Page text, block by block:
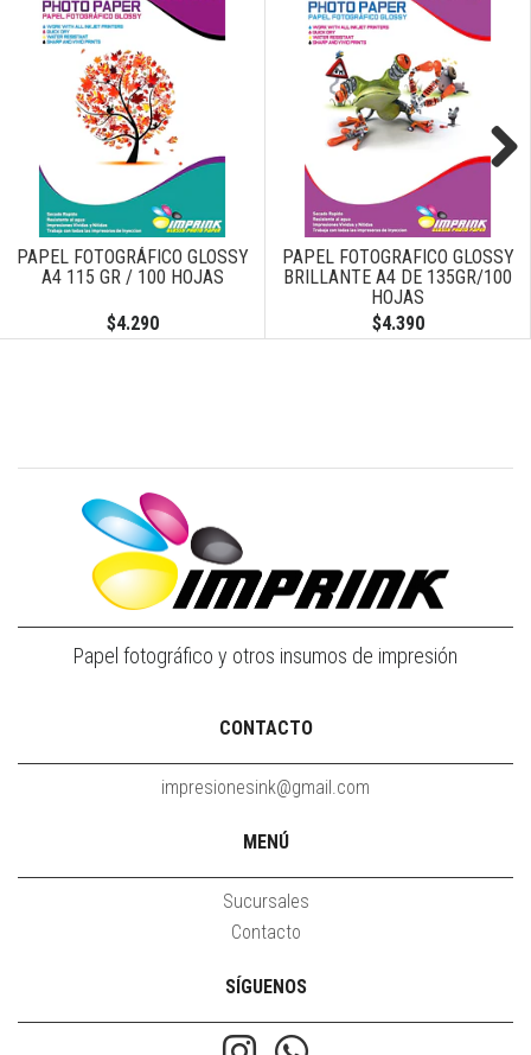
PAPEL FOTOGRÁFICO GLOSSY
A4 115 GR / 100 HOJAS
$4.290
PAPEL FOTOGRAFICO GLOSSY
BRILLANTE A4 DE 135GR/100
HOJAS
$4.390
Papel fotográfico y otros insumos de impresión
CONTACTO
impresionesink@gmail.com
MENÚ
Sucursales
Contacto
SÍGUENOS